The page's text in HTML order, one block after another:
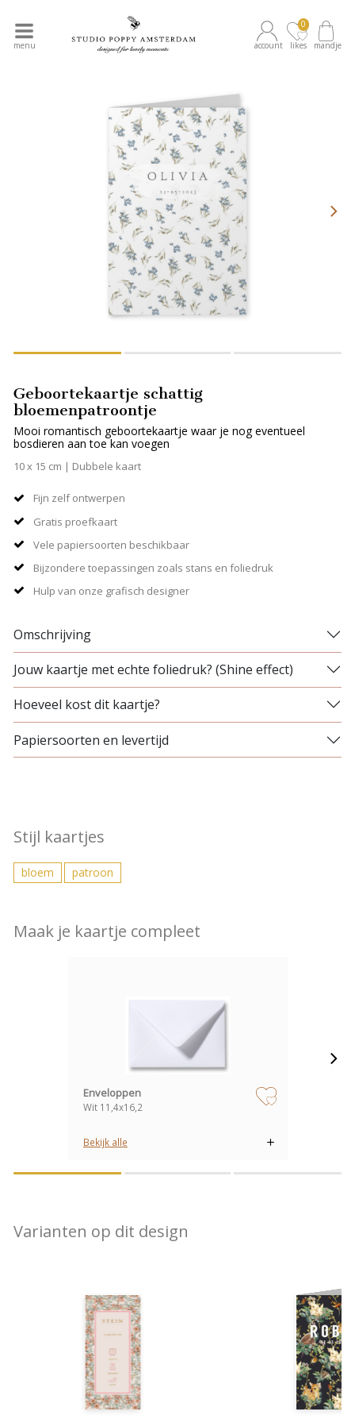
menu account likes
0
mandje
Geboortekaartje schattig
bloemenpatroontje
Mooi romantisch geboortekaartje waar je nog eventueel
bosdieren aan toe kan voegen
10 x 15 cm | Dubbele kaart
Fijn zelf ontwerpen
Gratis proefkaart
Vele papiersoorten beschikbaar
Bijzondere toepassingen zoals stans en foliedruk
Hulp van onze grafisch designer
Omschrijving
Jouw kaartje met echte foliedruk? (Shine effect)
Hoeveel kost dit kaartje?
Papiersoorten en levertijd
Stijl kaartjes
bloem patroon
Maak je kaartje compleet
zet op verlanglijstje
Enveloppen
Wit 11,4x16,2
Bekijk alle
Varianten op dit design